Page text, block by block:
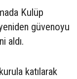
Kulüp
güvenoyu
aldı.
katılarak